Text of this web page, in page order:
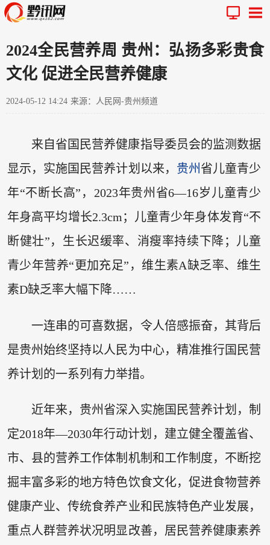
2024全民营养周 贵州：弘扬多彩贵食
文化 促进全民营养健康
2024-05-12 14:24 来源：人民网-贵州频道
来自省国民营养健康指导委员会的监测数据
显示，实施国民营养计划以来， 贵州 省儿童青少
年“不断长高”，2023年贵州省6—16岁儿童青少
年身高平均增长2.3cm；儿童青少年身体发育“不
断健壮”，生长迟缓率、消瘦率持续下降；儿童
青少年营养“更加充足”，维生素A缺乏率、维生
素D缺乏率大幅下降……
一连串的可喜数据，令人倍感振奋，其背后
是贵州始终坚持以人民为中心，精准推行国民营
养计划的一系列有力举措。
近年来，贵州省深入实施国民营养计划，制
定2018年—2030年行动计划，建立健全覆盖省、
市、县的营养工作体制机制和工作制度，不断挖
掘丰富多彩的地方特色饮食文化，促进食物营养
健康产业、传统食养产业和民族特色产业发展，
重点人群营养状况明显改善，居民营养健康素养